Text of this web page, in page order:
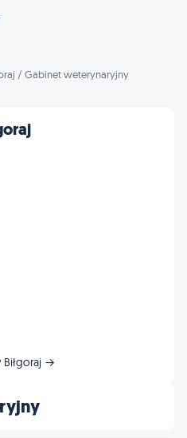
/ Gabinet weterynaryjny
Biłgoraj →